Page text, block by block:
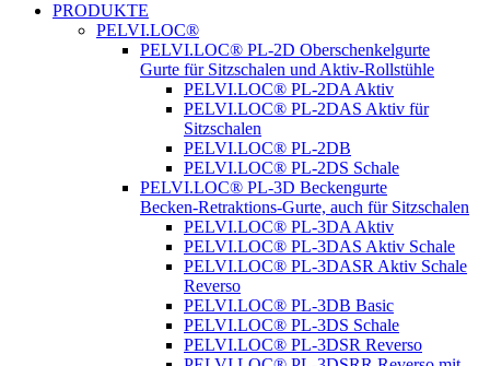
PRODUKTE
PELVI.LOC®
PELVI.LOC® PL-2D Oberschenkelgurte
Gurte für Sitzschalen und Aktiv-Rollstühle
PELVI.LOC® PL-2DA Aktiv
PELVI.LOC® PL-2DAS Aktiv für
Sitzschalen
PELVI.LOC® PL-2DB
PELVI.LOC® PL-2DS Schale
PELVI.LOC® PL-3D Beckengurte
Becken-Retraktions-Gurte, auch für Sitzschalen
PELVI.LOC® PL-3DA Aktiv
PELVI.LOC® PL-3DAS Aktiv Schale
PELVI.LOC® PL-3DASR Aktiv Schale
Reverso
PELVI.LOC® PL-3DB Basic
PELVI.LOC® PL-3DS Schale
PELVI.LOC® PL-3DSR Reverso